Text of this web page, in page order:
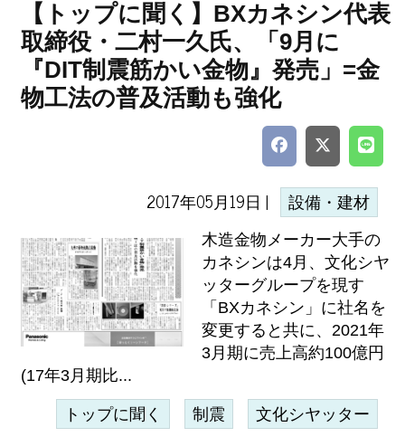
【トップに聞く】BXカネシン代表
取締役・二村一久氏、「9月に
『DIT制震筋かい金物』発売」=金
物工法の普及活動も強化
2017年05月19日 | 設備・建材
木造金物メーカー大手の
カネシンは4月、文化シヤ
ッターグループを現す
「BXカネシン」に社名を
変更すると共に、2021年
3月期に売上高約100億円
(17年3月期比...
トップに聞く 制震 文化シヤッター